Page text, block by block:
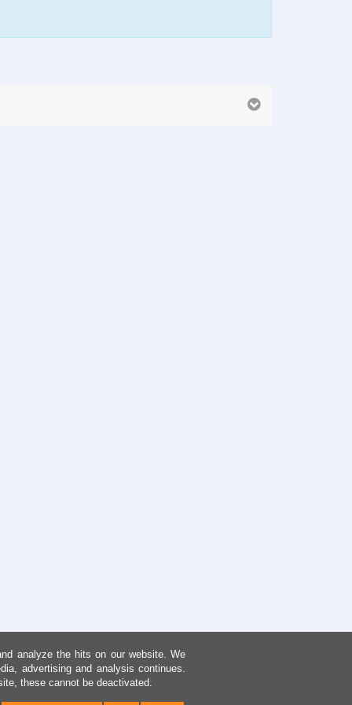
analyze the hits on our website. We
advertising and analysis continues.
these cannot be deactivated.